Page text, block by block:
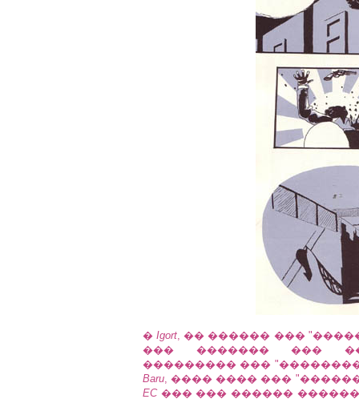
�Igort, �� ������ ���
��� ������� ���
��������� ���
Baru, ���� ���� ���
EC��� ��� ������